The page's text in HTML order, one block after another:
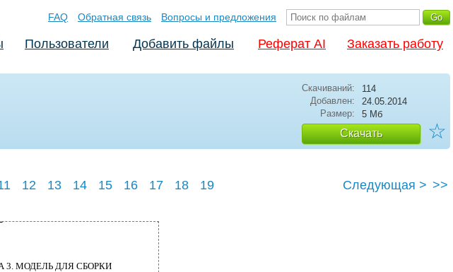
FAQ Обратная связь Вопросы и предложения
Пользователи Добавить файлы Реферат AI Заказать работу
Скачиваний:
114
Добавлен:
24.05.2014
Размер:
5 Мб
Скачать ☆
12 13 14 15 16 17 18 19 Следующая > >>
3. МОДЕЛЬ ДЛЯ СБОРКИ